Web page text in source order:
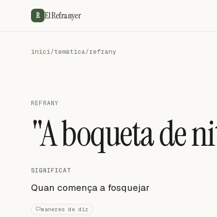
R El Refranyer
inici/temàtica/refrany
REFRANY
"A boqueta de
SIGNIFICAT
Quan comença a fosquejar
maneres de dir